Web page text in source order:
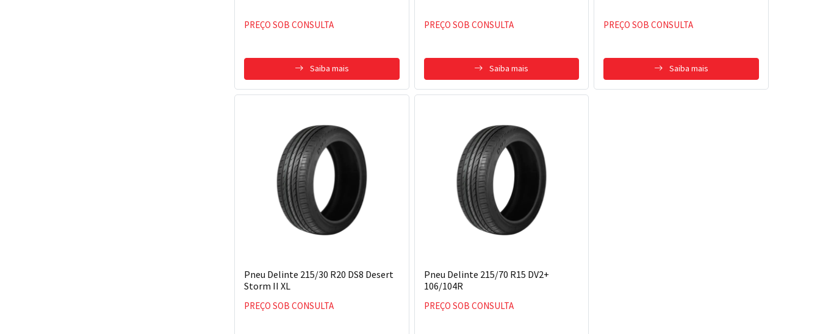
PREÇO SOB CONSULTA
Saiba mais
PREÇO SOB CONSULTA
Saiba mais
PREÇO SOB CONSULTA
Saiba mais
Pneu Delinte 215/30 R20 DS8 Desert
Storm II XL
PREÇO SOB CONSULTA
Pneu Delinte 215/70 R15 DV2+
106/104R
PREÇO SOB CONSULTA